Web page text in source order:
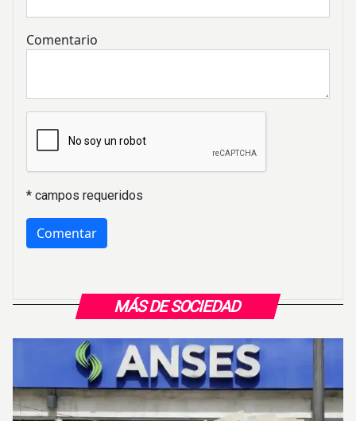
MÁS DE SOCIEDAD
Comentario
* campos requeridos